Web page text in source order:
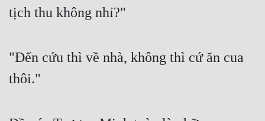
Cổ Đại
tịch thu không nhỉ?"
"Đến cứu thì về nhà, không thì cứ ăn cua
thôi."